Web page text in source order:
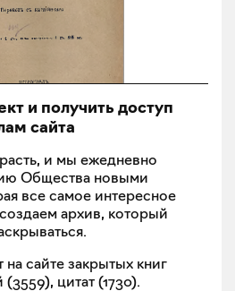
и получить доступ
сайта
и мы ежедневно
Общества новыми
все самое интересное
архив, который
сайте закрытых книг
(3559), цитат (1730).